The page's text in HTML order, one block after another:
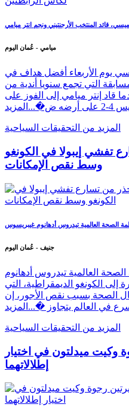
قائد المنتخب الأرجنتيني ونجم انتر ميامي
ميامي - عُمان اليوم
يوم الأربعاء أفضل هداف في
التي تجمع سنويا أندية من
قاد إنتر ميامي إلى الفوز على
ض�...
المزيد
المزيد من التحقيقات السياحية
تفشي إيبولا في الكونغو
وسط نقص الإمكانات
الصحة العالمية تيدروس أدهانوم غيبريسوس
جنيف - عُمان اليوم
العالمية تيدروس أدهانوم
إلى الكونغو الديمقراطية، التي
الصحة بسبب نقص الأجور، إن
في العالم يتجاوز �... المزيد
المزيد من التحقيقات السياحية
وكيت ميدلتون في اختيار
إطلالاتهما